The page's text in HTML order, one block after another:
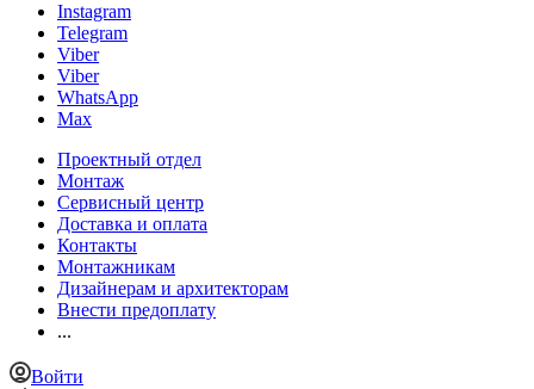
Instagram
Telegram
Viber
Viber
WhatsApp
Max
Проектный отдел
Монтаж
Сервисный центр
Доставка и оплата
Контакты
Монтажникам
Дизайнерам и архитекторам
Внести предоплату
...
Войти